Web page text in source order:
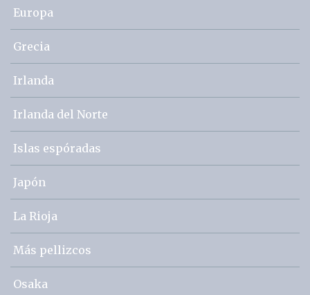
Europa
Grecia
Irlanda
Irlanda del Norte
Islas espóradas
Japón
La Rioja
Más pellizcos
Osaka